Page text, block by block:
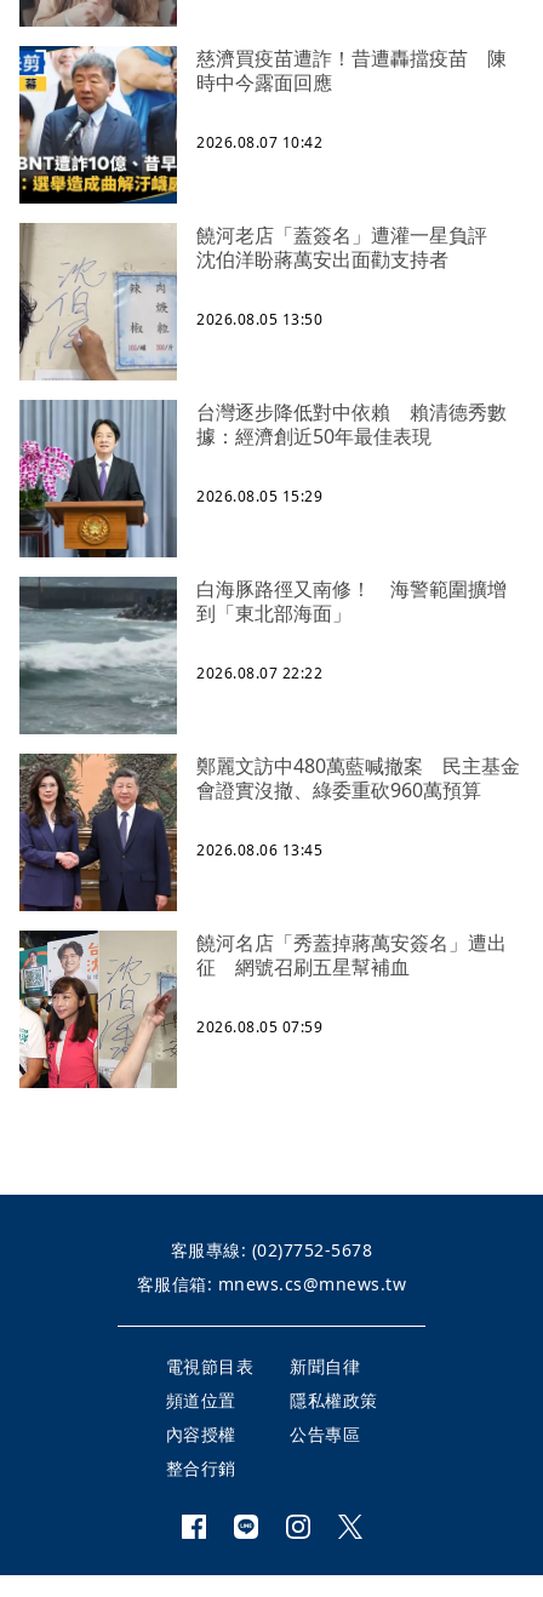
慈濟買疫苗遭詐！昔遭轟擋疫苗 陳
時中今露面回應
2026.08.07 10:42
饒河老店「蓋簽名」遭灌一星負評
沈伯洋盼蔣萬安出面勸支持者
2026.08.05 13:50
台灣逐步降低對中依賴 賴清德秀數
據：經濟創近50年最佳表現
2026.08.05 15:29
白海豚路徑又南修！ 海警範圍擴增
到「東北部海面」
2026.08.07 22:22
鄭麗文訪中480萬藍喊撤案 民主基金
會證實沒撤、綠委重砍960萬預算
2026.08.06 13:45
饒河名店「秀蓋掉蔣萬安簽名」遭出
征 網號召刷五星幫補血
2026.08.05 07:59
客服專線: (02)7752-5678
客服信箱: mnews.cs@mnews.tw
電視節目表
新聞自律
頻道位置
隱私權政策
內容授權
公告專區
整合行銷